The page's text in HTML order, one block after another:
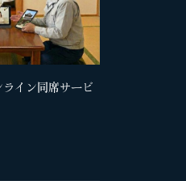
イン同席サービ